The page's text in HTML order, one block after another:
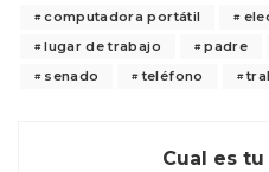
computadora portátil
lugar de trabajo
padre
senado
teléfono
Cual es